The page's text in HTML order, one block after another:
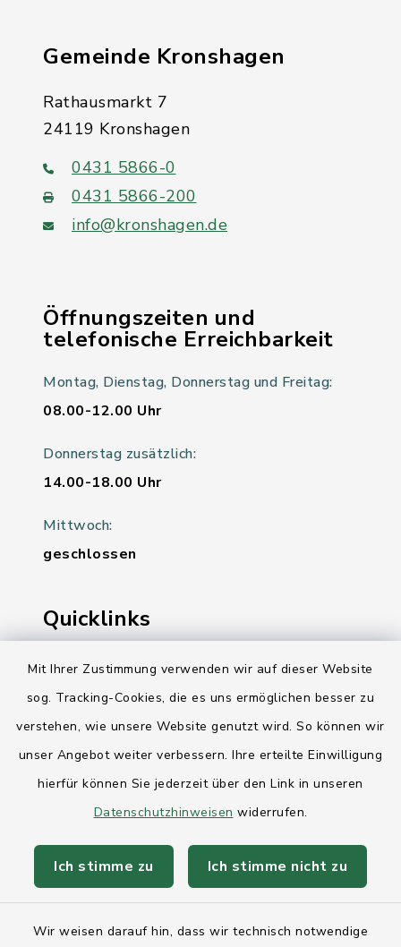
Mit Ihrer Zustimmung verwenden wir auf dieser Website
sog. Tracking-Cookies, die es uns ermöglichen besser zu
verstehen, wie unsere Website genutzt wird. So können wir
unser Angebot weiter verbessern. Ihre erteilte Einwilligung
hierfür können Sie jederzeit über den Link in unseren
Datenschutzhinweisen widerrufen.
Ich stimme zu Ich stimme nicht zu
Wir weisen darauf hin, dass wir technisch notwendige
Gemeinde Kronshagen
Rathausmarkt 7
24119 Kronshagen
0431 5866-0
0431 5866-200
info@kronshagen.de
Öffnungszeiten und
telefonische Erreichbarkeit
Montag, Dienstag, Donnerstag und Freitag:
08.00-12.00 Uhr
Donnerstag zusätzlich:
14.00-18.00 Uhr
Mittwoch:
geschlossen
Quicklinks
Ihre Behördennummer 115
Landesregierung Schleswig-Holstein
AktivRegion Mittelholstein